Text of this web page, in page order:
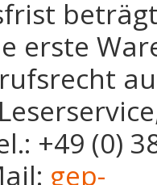
erste
+49 (0)
gep-